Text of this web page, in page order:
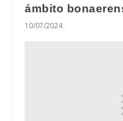
ámbito
10/07/2024